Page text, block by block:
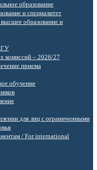
образование
и специалитет
образование и
комиссий – 2026/27
приема
обучение
для лиц с ограниченными
/ For international